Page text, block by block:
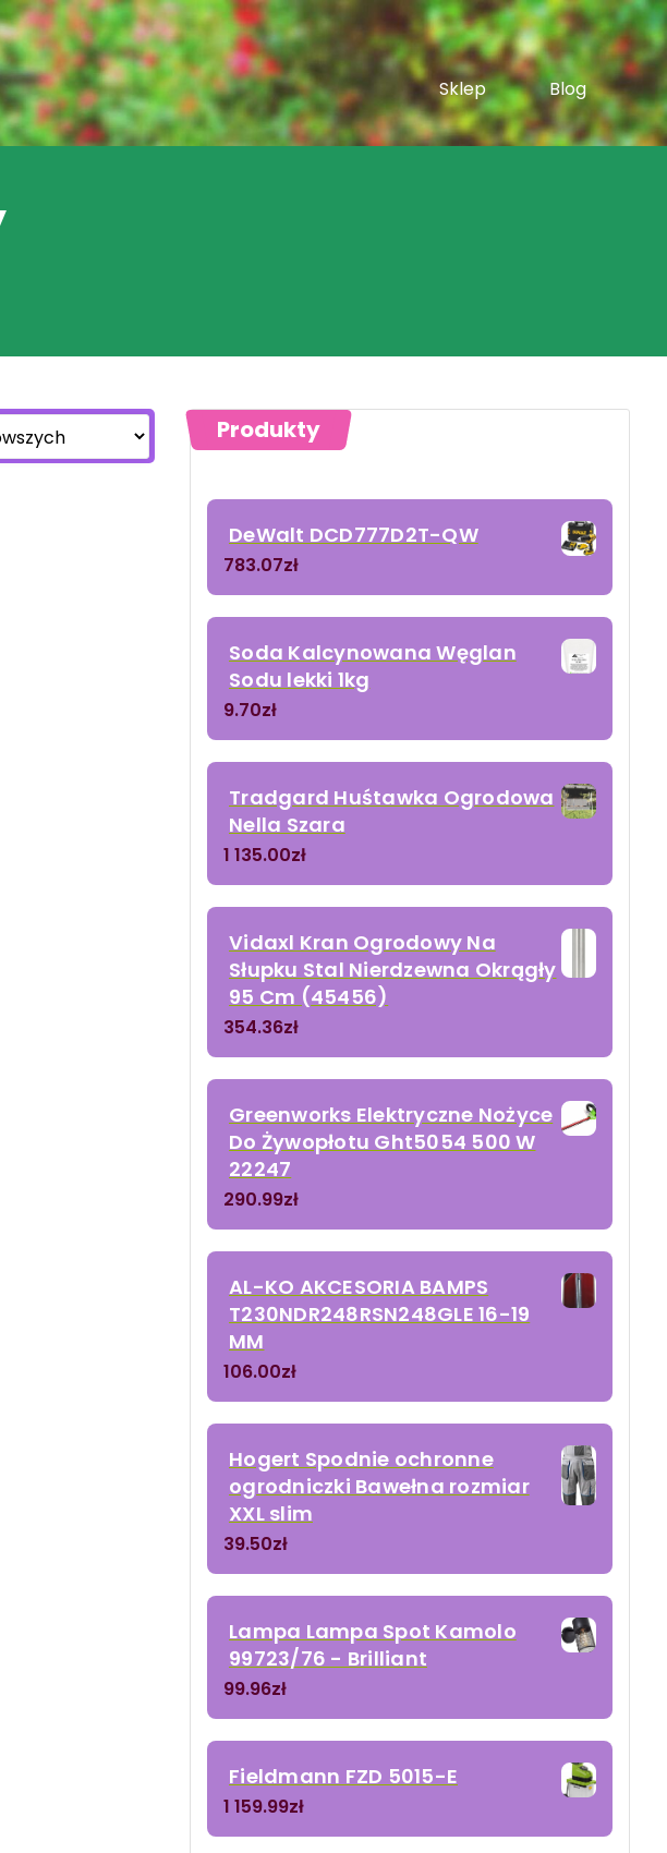
Sklep
Blog
Produkty
DeWalt DCD777D2T-QW
783.07zł
Soda Kalcynowana Węglan
Sodu lekki 1kg
9.70zł
Tradgard Huśtawka Ogrodowa
Nella Szara
1 135.00zł
Vidaxl Kran Ogrodowy Na
Słupku Stal Nierdzewna Okrągły
95 Cm (45456)
354.36zł
Greenworks Elektryczne Nożyce
Do Żywopłotu Ght5054 500 W
22247
290.99zł
AL-KO AKCESORIA BAMPS
T230NDR248RSN248GLE 16-19
MM
106.00zł
Hogert Spodnie ochronne
ogrodniczki Bawełna rozmiar
XXL slim
39.50zł
Lampa Lampa Spot Kamolo
99723/76 - Brilliant
99.96zł
Fieldmann FZD 5015-E
1 159.99zł